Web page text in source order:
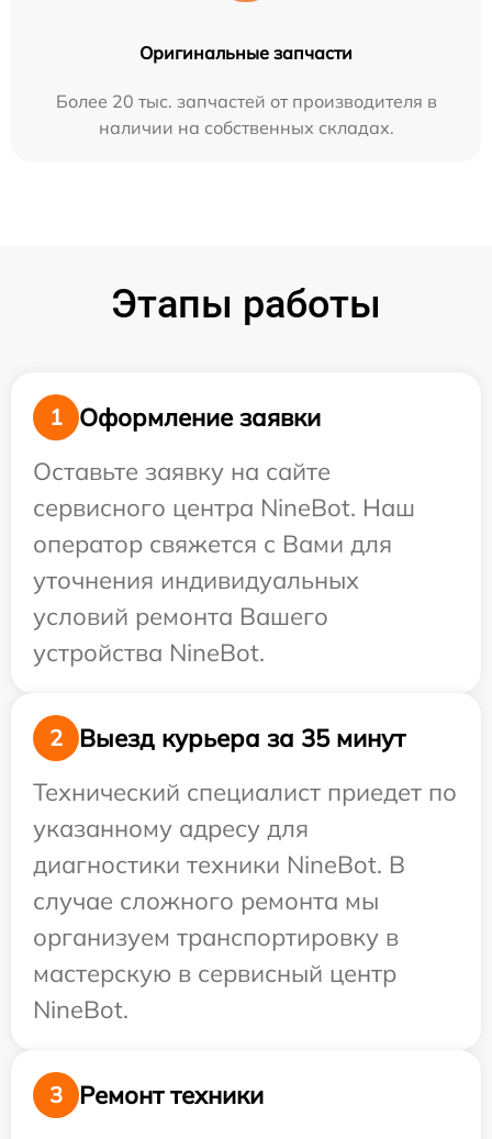
Оригинальные запчасти
Более 20 тыс. запчастей от производителя в
наличии на собственных складах.
Этапы работы
1
Оформление заявки
Оставьте заявку на сайте
сервисного центра NineBot. Наш
оператор свяжется с Вами для
уточнения индивидуальных
условий ремонта Вашего
устройства NineBot.
2
Выезд курьера за 35 минут
Технический специалист приедет по
указанному адресу для
диагностики техники NineBot. В
случае сложного ремонта мы
организуем транспортировку в
мастерскую в сервисный центр
NineBot.
3
Ремонт техники